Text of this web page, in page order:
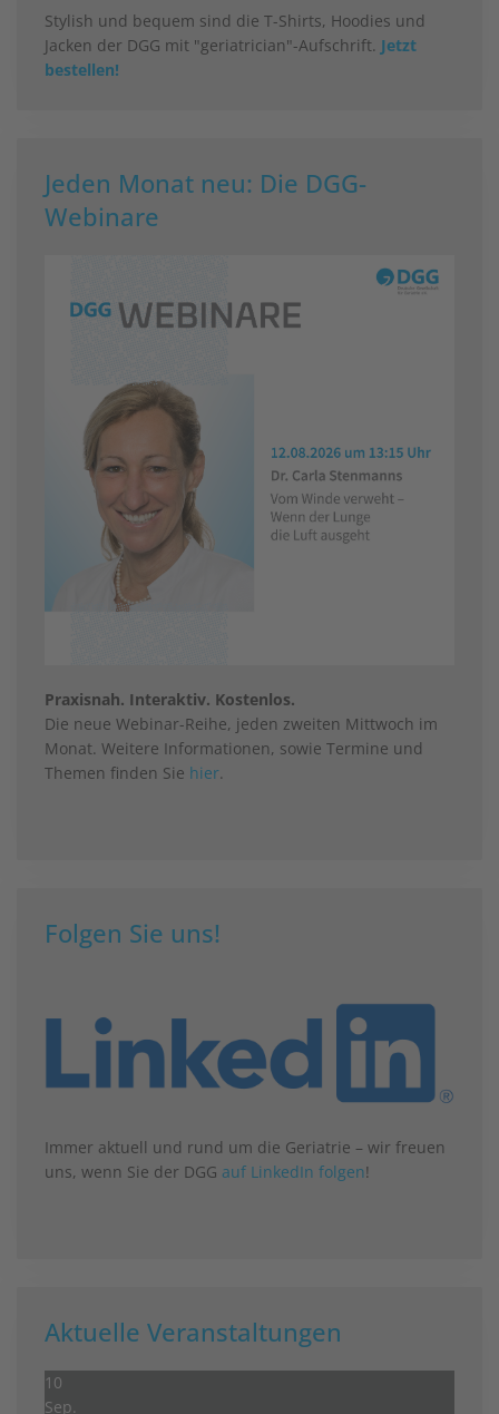
Stylish und bequem sind die T-Shirts, Hoodies und
Jacken der DGG mit "geriatrician"-Aufschrift. Jetzt
bestellen!
Jeden Monat neu: Die DGG-
Webinare
Praxisnah. Interaktiv. Kostenlos.
Die neue Webinar-Reihe, jeden zweiten Mittwoch im
Monat. Weitere Informationen, sowie Termine und
Themen finden Sie hier.
Folgen Sie uns!
Immer aktuell und rund um die Geriatrie – wir freuen
uns, wenn Sie der DGG auf LinkedIn folgen!
Aktuelle Veranstaltungen
10
Sep.